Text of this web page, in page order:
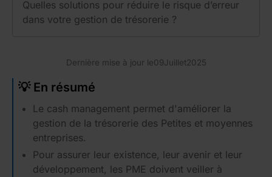
Quelles solutions pour réduire le risque d’erreur
dans votre gestion de trésorerie ?
Dernière mise à jour le09Juillet2025
💡 En résumé
Le cash management permet d'améliorer la
gestion de la trésorerie des Petites et moyennes
entreprises.
Pour assurer leur existence, leur avenir et leur
développement, les PME doivent veiller à